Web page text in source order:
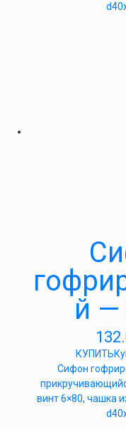
й —
КУПИТЬ
Сифон
винт 6×80, чашка